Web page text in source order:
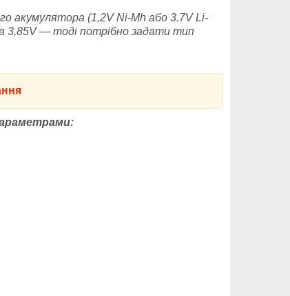
акумулятора (1,2V Ni-Mh або 3.7V Li-
3,85V — тоді потрібно задати тип